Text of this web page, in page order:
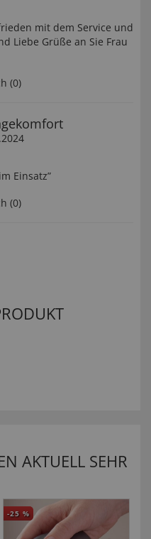
mit dem Service und
Liebe Grüße an Sie Frau
(0)
Einsatz”
(0)
AKTUELL SEHR
-25 %